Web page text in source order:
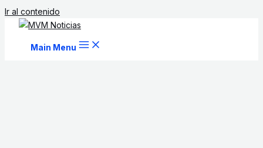
Ir al contenido
Main Menu